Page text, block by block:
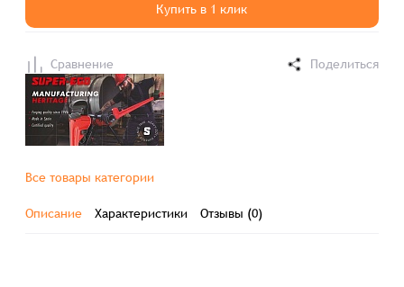
Купить в 1 клик
Сравнение Поделиться
Все товары категории
Описание Характеристики Отзывы (0)